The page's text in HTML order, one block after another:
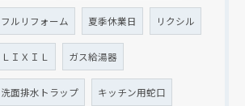
フルリフォーム 夏季休業日 リクシル
ＬＩＸＩＬ ガス給湯器
洗面排水トラップ キッチン用蛇口